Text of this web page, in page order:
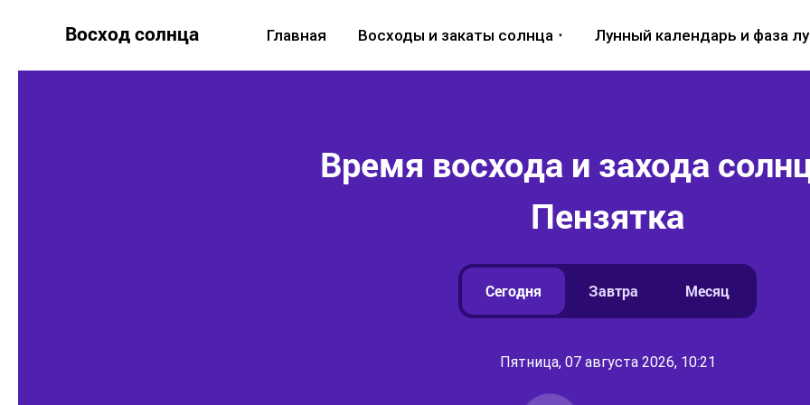
Восход солнца Главная Восходы и закаты солнца Лунный календарь и фаза
Время восхода и захода
Пензятка
Сегодня Завтра Месяц
Пятница, 07 августа 2026, 10:21